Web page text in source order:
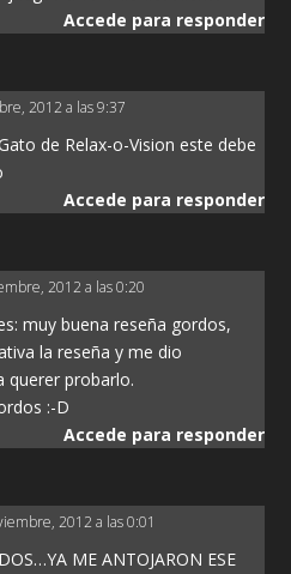
Accede para responder
2012 a las 9:37
de Relax-o-Vision este debe
Accede para responder
2012 a las 0:20
muy buena reseña gordos,
la reseña y me dio
querer probarlo.
:-D
Accede para responder
2012 a las 0:01
ME ANTOJARON ESE